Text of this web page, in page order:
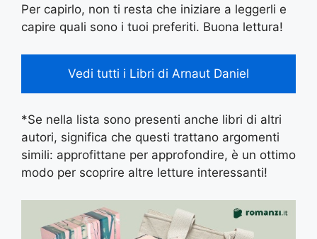
Per capirlo, non ti resta che iniziare a leggerli e
capire quali sono i tuoi preferiti. Buona lettura!
Vedi tutti i Libri di Arnaut Daniel
*Se nella lista sono presenti anche libri di altri
autori, significa che questi trattano argomenti
simili: approfittane per approfondire, è un ottimo
modo per scoprire altre letture interessanti!